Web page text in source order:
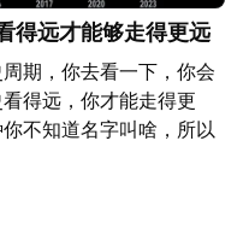
得远才能够走得更远
期，你去看一下，你会
得远，你才能走得更
不知道名字叫啥，所以
用一些平台替代图表，
台，但是它的图表历史